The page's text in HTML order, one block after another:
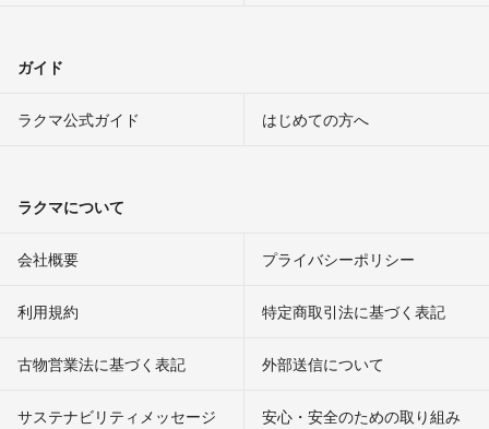
ガイド
ラクマ公式ガイド はじめての方へ
ラクマについて
会社概要 プライバシーポリシー
利用規約 特定商取引法に基づく表記
古物営業法に基づく表記 外部送信について
サステナビリティメッセージ 安心・安全のための取り組み